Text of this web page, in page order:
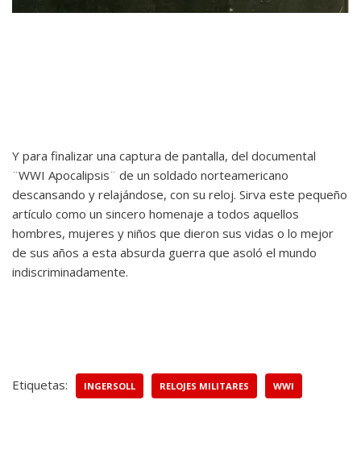
Y para finalizar una captura de pantalla, del documental
¨WWI Apocalipsis¨ de un soldado norteamericano
descansando y relajándose, con su reloj. Sirva este pequeño
artículo como un sincero homenaje a todos aquellos
hombres, mujeres y niños que dieron sus vidas o lo mejor
de sus años a esta absurda guerra que asoló el mundo
indiscriminadamente.
Etiquetas: INGERSOLL RELOJES MILITARES WWI